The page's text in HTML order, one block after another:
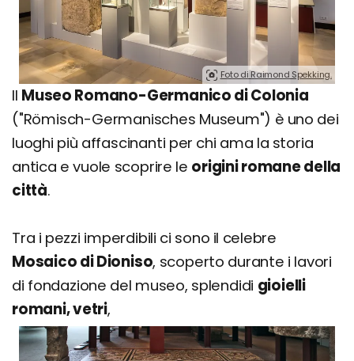
Foto di Raimond Spekking.
Il Museo Romano-Germanico di Colonia
("Römisch-Germanisches Museum") è uno dei
luoghi più affascinanti per chi ama la storia
antica e vuole scoprire le origini romane della
città.
Tra i pezzi imperdibili ci sono il celebre
Mosaico di Dioniso, scoperto durante i lavori
di fondazione del museo, splendidi gioielli
romani, vetri,